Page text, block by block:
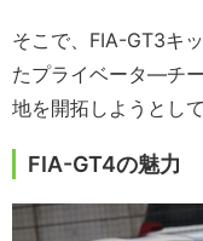
そこで、FIA-GT3キ
たプライベータ―チ
地を開拓しようとし
FIA-GT4の魅力